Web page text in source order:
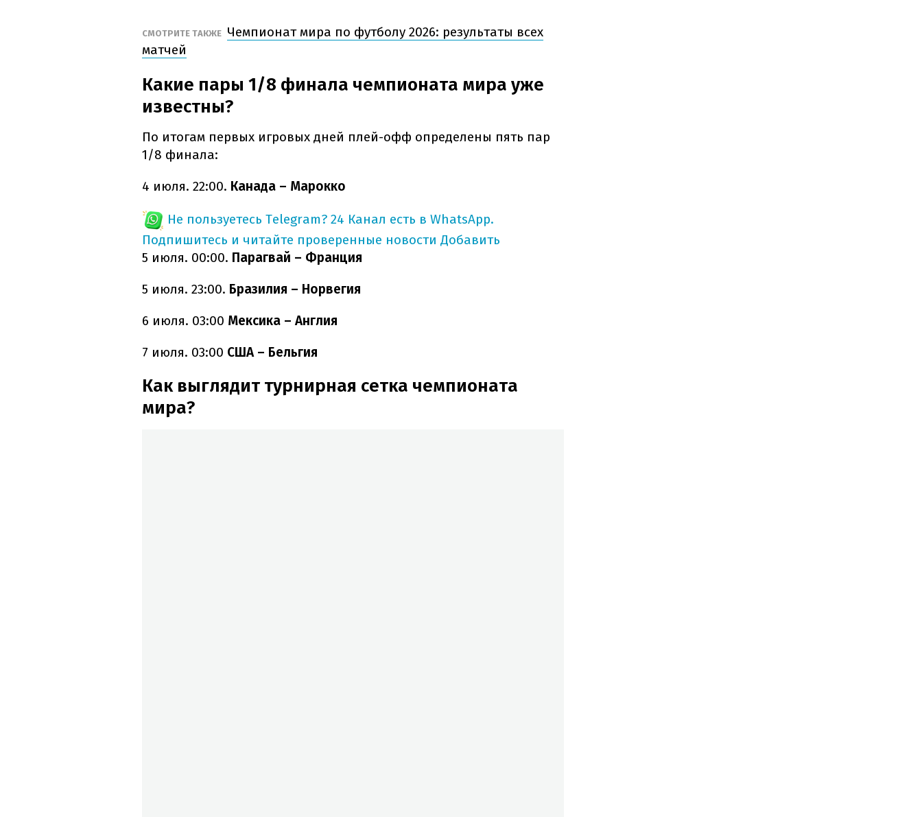
СМОТРИТЕ ТАКЖЕ Чемпионат мира по футболу 2026: результаты всех
матчей
Какие пары 1/8 финала чемпионата мира уже
известны?
По итогам первых игровых дней плей-офф определены пять пар
1/8 финала:
4 июля. 22:00. Канада – Марокко
Не пользуетесь Telegram? 24 Канал есть в WhatsApp.
Подпишитесь и читайте проверенные новости Добавить
5 июля. 00:00. Парагвай – Франция
5 июля. 23:00. Бразилия – Норвегия
6 июля. 03:00 Мексика – Англия
7 июля. 03:00 США – Бельгия
Как выглядит турнирная сетка чемпионата
мира?